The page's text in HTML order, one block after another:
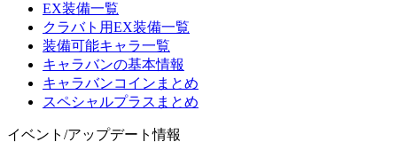
EX装備一覧
クラバト用EX装備一覧
装備可能キャラ一覧
キャラバンの基本情報
キャラバンコインまとめ
スペシャルプラスまとめ
イベント/アップデート情報